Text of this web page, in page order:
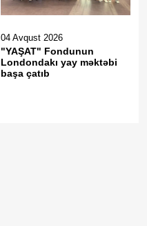
04 Avqust 2026
"YAŞAT" Fondunun
Londondakı yay məktəbi
başa çatıb